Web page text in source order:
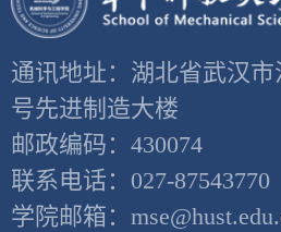
通讯地址：湖北省武汉
号先进制造大楼
邮政编码：430074
联系电话：027-87543770
学院邮箱：